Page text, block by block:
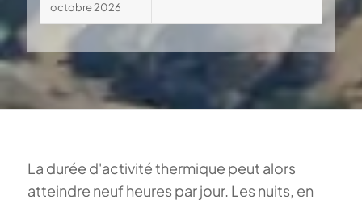
octobre 2026
La durée d'activité thermique peut alors
atteindre neuf heures par jour. Les nuits, en